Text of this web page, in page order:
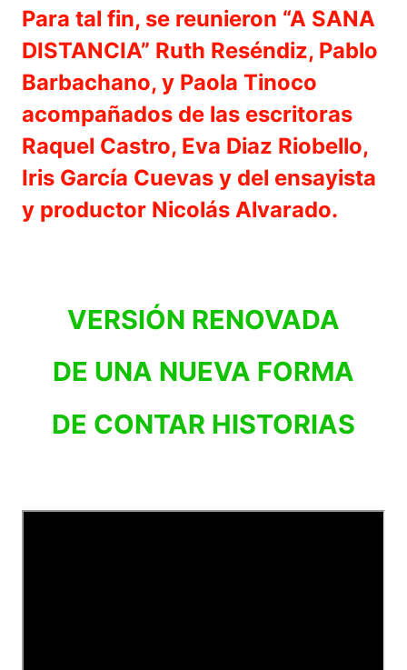
Para tal fin, se reunieron “A SANA
DISTANCIA” Ruth Reséndiz, Pablo
Barbachano, y Paola Tinoco
acompañados de las escritoras
Raquel Castro, Eva Diaz Riobello,
Iris García Cuevas y del ensayista
y productor Nicolás Alvarado.
VERSIÓN RENOVADA
DE UNA NUEVA FORMA
DE CONTAR HISTORIAS